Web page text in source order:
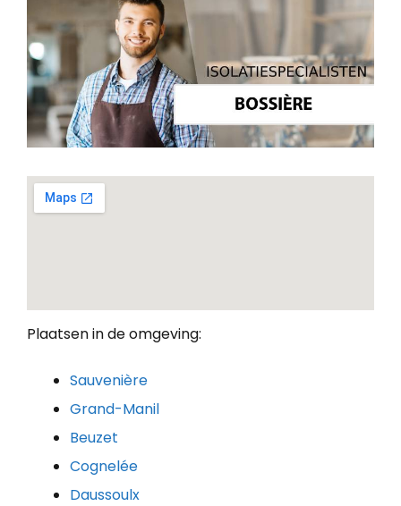
Plaatsen in de omgeving:
Sauvenière
Grand-Manil
Beuzet
Cognelée
Daussoulx